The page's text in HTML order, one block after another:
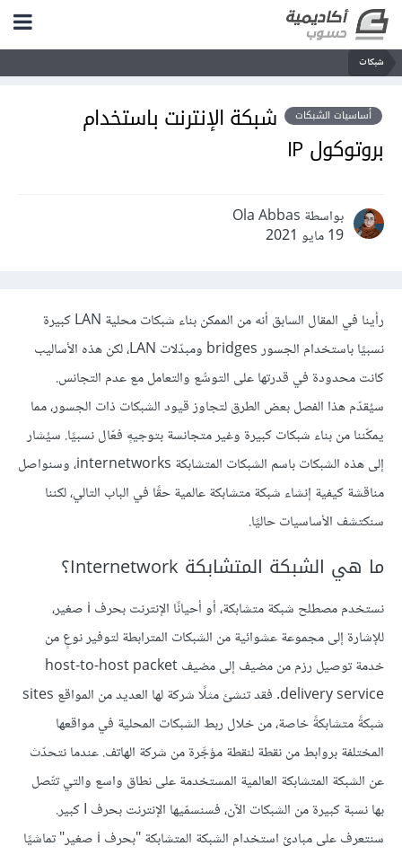
شبكات
أساسيات الشبكات
شبكة الإنترنت باستخدام
بروتوكول IP
بواسطة Ola Abbas
19 مايو 2021
رأينا في المقال السابق أنه من الممكن بناء شبكات محلية LAN كبيرة
نسبيًا باستخدام الجسور bridges ومبدّلات LAN، لكن هذه الأساليب
كانت محدودة في قدرتها على التوسُّع والتعامل مع عدم التجانس.
سيُقدّم هذا الفصل بعض الطرق لتجاوز قيود الشبكات ذات الجسور، مما
يمكّننا من بناء شبكات كبيرة وغير متجانسة بتوجيهٍ فعّال نسبيًا. سيُشار
إلى هذه الشبكات باسم الشبكات المتشابكة internetworks، وسنواصل
مناقشة كيفية إنشاء شبكة متشابكة عالمية حقًا في الباب التالي، لكننا
سنكتشف الأساسيات حاليًا.
ما هي الشبكة المتشابكة Internetwork؟
نستخدم مصطلح شبكة متشابكة، أو أحيانًا الإنترنت بحرف i صغير،
للإشارة إلى مجموعة عشوائية من الشبكات المترابطة لتوفير نوعٍ من
خدمة توصيل رزم من مضيف إلى مضيف host-to-host packet
delivery service. فقد تنشئ مثلًا شركة لها العديد من المواقع sites
شبكةً متشابكةً خاصة، من خلال ربط الشبكات المحلية في مواقعها
المختلفة بروابط من نقطة لنقطة مؤجَّرة من شركة الهاتف. عندما نتحدّث
عن الشبكة المتشابكة العالمية المستخدمة على نطاق واسع والتي تتّصل
بها نسبة كبيرة من الشبكات الآن، فسنسمّيها الإنترنت بحرف I كبير.
سنتعرف على مبادئ استخدام الشبكة المتشابكة "بحرف i صغير" تماشيًا